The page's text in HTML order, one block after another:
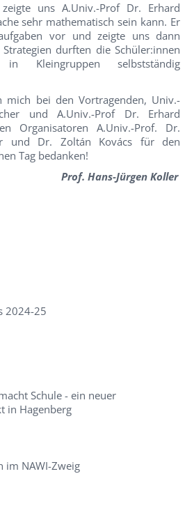
uns A.Univ.-Prof Dr. Erhard
sehr mathematisch sein kann. Er
vor und zeigte uns dann
durften die Schüler:innen
Kleingruppen selbstständig
mich bei den Vortragenden, Univ.-
und A.Univ.-Prof Dr. Erhard
Organisatoren A.Univ.-Prof. Dr.
und Dr. Zoltán Kovács für den
Tag bedanken!
Prof. Hans-Jürgen Koller
2024-25
Schule - ein neuer
in Hagenberg
im NAWI-Zweig